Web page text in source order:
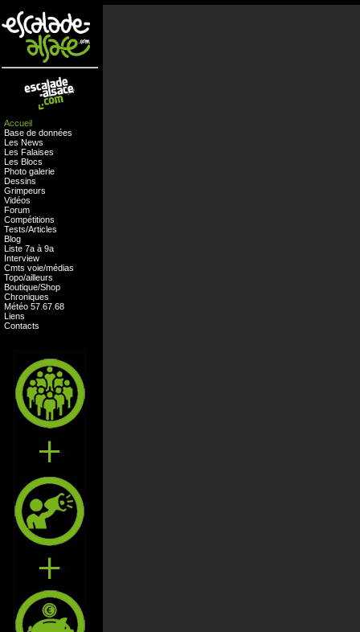
Accueil
Base de données
Les News
Les Falaises
Les Blocs
Photo galerie
Dessins
Grimpeurs
Vidéos
Forum
Compétitions
Tests/Articles
Blog
Liste 7a à 9a
Interview
Cmts voie/médias
Topo/ailleurs
Boutique/Shop
Chroniques
Météo 57 67 68
Liens
Contacts